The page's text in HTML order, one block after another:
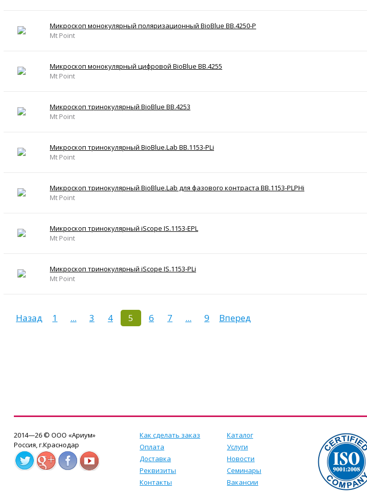
Микроскоп монокулярный поляризационный BioBlue BB.4250-P
Mt Point
Микроскоп монокулярный цифровой BioBlue BB.4255
Mt Point
Микроскоп тринокулярный BioBlue BB.4253
Mt Point
Микроскоп тринокулярный BioBlue.Lab BB.1153-PLi
Mt Point
Микроскоп тринокулярный BioBlue.Lab для фазового контраста BB.1153-PLPHi
Mt Point
Микроскоп тринокулярный iScope IS.1153-EPL
Mt Point
Микроскоп тринокулярный iScope IS.1153-PLi
Mt Point
Назад 1 ... 3 4 5 6 7 ... 9 Вперед
2014—26 © ООО «Ариум»
Россия, г.Краснодар
Как сделать заказ
Оплата
Доставка
Реквизиты
Контакты
Каталог
Услуги
Новости
Семинары
Вакансии